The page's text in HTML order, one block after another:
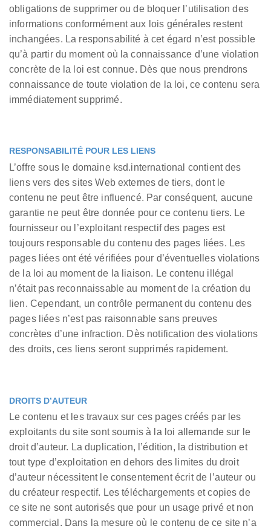
obligations de supprimer ou de bloquer l’utilisation des
informations conformément aux lois générales restent
inchangées. La responsabilité à cet égard n’est possible
qu’à partir du moment où la connaissance d’une violation
concrète de la loi est connue. Dès que nous prendrons
connaissance de toute violation de la loi, ce contenu sera
immédiatement supprimé.
RESPONSABILITÉ POUR LES LIENS
L’offre sous le domaine ksd.international contient des
liens vers des sites Web externes de tiers, dont le
contenu ne peut être influencé. Par conséquent, aucune
garantie ne peut être donnée pour ce contenu tiers. Le
fournisseur ou l’exploitant respectif des pages est
toujours responsable du contenu des pages liées. Les
pages liées ont été vérifiées pour d’éventuelles violations
de la loi au moment de la liaison. Le contenu illégal
n’était pas reconnaissable au moment de la création du
lien. Cependant, un contrôle permanent du contenu des
pages liées n’est pas raisonnable sans preuves
concrètes d’une infraction. Dès notification des violations
des droits, ces liens seront supprimés rapidement.
DROITS D’AUTEUR
Le contenu et les travaux sur ces pages créés par les
exploitants du site sont soumis à la loi allemande sur le
droit d’auteur. La duplication, l’édition, la distribution et
tout type d’exploitation en dehors des limites du droit
d’auteur nécessitent le consentement écrit de l’auteur ou
du créateur respectif. Les téléchargements et copies de
ce site ne sont autorisés que pour un usage privé et non
commercial. Dans la mesure où le contenu de ce site n’a